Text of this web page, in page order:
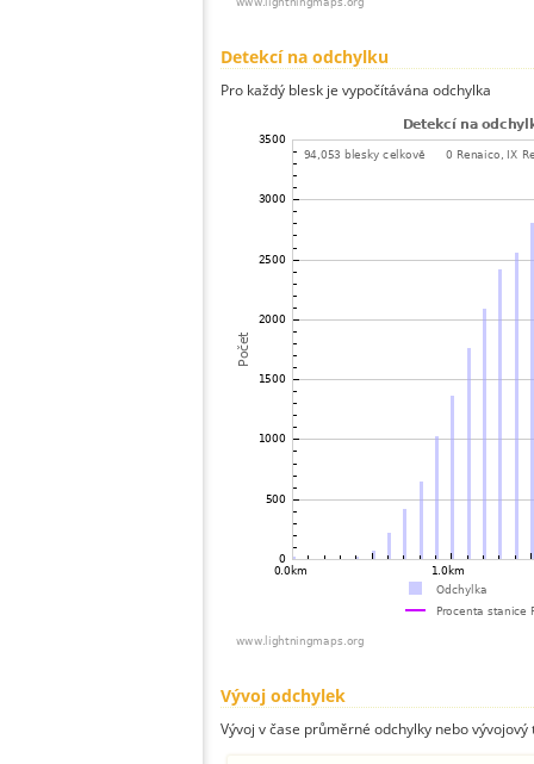
Detekcí na odchylku
Pro každý blesk je vypočítávána odchylka
Vývoj odchylek
Vývoj v čase průměrné odchylky nebo